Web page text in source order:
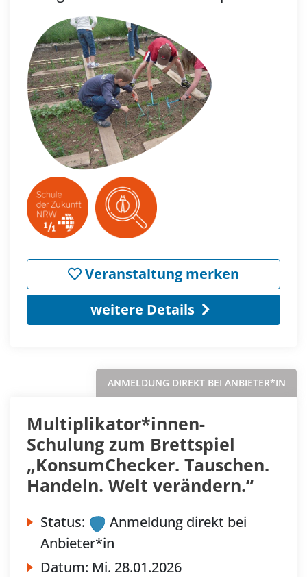
Veranstaltung merken
weitere Details
ANMELDUNG DIREKT BEI ANBIETER*IN
Multiplikator*innen-
Schulung zum Brettspiel
„KonsumChecker. Tauschen.
Handeln. Welt verändern.“
Status:
Anmeldung direkt bei
Anbieter*in
Datum: Mi. 28.01.2026